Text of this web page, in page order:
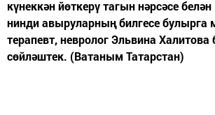
күнеккән йөткерү тагын нәрсәсе
нинди авыруларның билгесе булырга
терапевт, невролог Эльвина Халитова
сөйләштек. (Ватаным Татарстан)